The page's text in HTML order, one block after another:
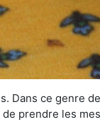
Dans ce genre
prendre les